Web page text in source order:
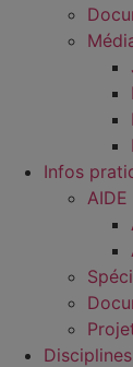
Infos
AIDE
Disciplines